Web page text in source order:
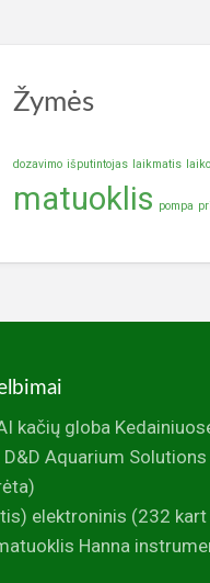
Žymės
dozavimo išputintojas laikmatis
matuoklis pompa
kačių globa
Aquarium Solutions
elektroninis (232
Hanna